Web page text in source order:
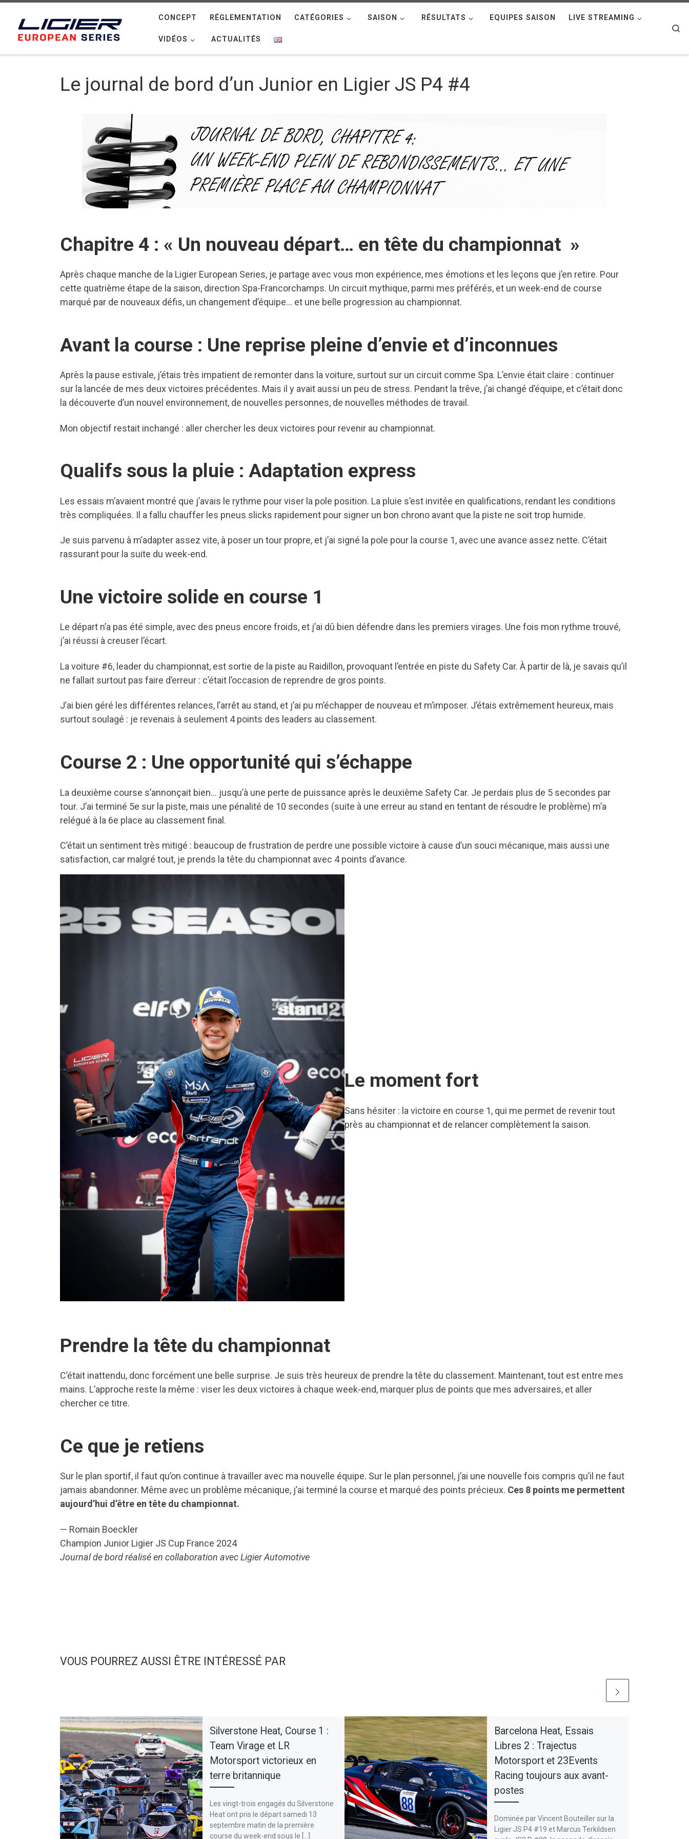
CONCEPT RÉGLEMENTATION CATÉGORIES SAISON RÉSULTATS EQUIPES SAISON LIVE STREAMING
VIDÉOS ACTUALITÉS
Le journal de bord d’un Junior en Ligier JS P4 #4
Chapitre 4 : « Un nouveau départ… en tête du championnat »
Après chaque manche de la Ligier European Series, je partage avec vous mon expérience, mes émotions et les leçons que j’en retire. Pour
cette quatrième étape de la saison, direction Spa-Francorchamps. Un circuit mythique, parmi mes préférés, et un week-end de course
marqué par de nouveaux défis, un changement d’équipe… et une belle progression au championnat.
Avant la course : Une reprise pleine d’envie et d’inconnues
Après la pause estivale, j’étais très impatient de remonter dans la voiture, surtout sur un circuit comme Spa. L’envie était claire : continuer
sur la lancée de mes deux victoires précédentes. Mais il y avait aussi un peu de stress. Pendant la trêve, j’ai changé d’équipe, et c’était donc
la découverte d’un nouvel environnement, de nouvelles personnes, de nouvelles méthodes de travail.
Mon objectif restait inchangé : aller chercher les deux victoires pour revenir au championnat.
Qualifs sous la pluie : Adaptation express
Les essais m’avaient montré que j’avais le rythme pour viser la pole position. La pluie s’est invitée en qualifications, rendant les conditions
très compliquées. Il a fallu chauffer les pneus slicks rapidement pour signer un bon chrono avant que la piste ne soit trop humide.
Je suis parvenu à m’adapter assez vite, à poser un tour propre, et j’ai signé la pole pour la course 1, avec une avance assez nette. C’était
rassurant pour la suite du week-end.
Une victoire solide en course 1
Le départ n’a pas été simple, avec des pneus encore froids, et j’ai dû bien défendre dans les premiers virages. Une fois mon rythme trouvé,
j’ai réussi à creuser l’écart.
La voiture #6, leader du championnat, est sortie de la piste au Raidillon, provoquant l’entrée en piste du Safety Car. À partir de là, je savais qu’il
ne fallait surtout pas faire d’erreur : c’était l’occasion de reprendre de gros points.
J’ai bien géré les différentes relances, l’arrêt au stand, et j’ai pu m’échapper de nouveau et m’imposer. J’étais extrêmement heureux, mais
surtout soulagé : je revenais à seulement 4 points des leaders au classement.
Course 2 : Une opportunité qui s’échappe
La deuxième course s’annonçait bien… jusqu’à une perte de puissance après le deuxième Safety Car. Je perdais plus de 5 secondes par
tour. J’ai terminé 5e sur la piste, mais une pénalité de 10 secondes (suite à une erreur au stand en tentant de résoudre le problème) m’a
relégué à la 6e place au classement final.
C’était un sentiment très mitigé : beaucoup de frustration de perdre une possible victoire à cause d’un souci mécanique, mais aussi une
satisfaction, car malgré tout, je prends la tête du championnat avec 4 points d’avance.
Le moment fort
Sans hésiter : la victoire en course 1, qui me permet de revenir tout
près au championnat et de relancer complètement la saison.
Prendre la tête du championnat
C’était inattendu, donc forcément une belle surprise. Je suis très heureux de prendre la tête du classement. Maintenant, tout est entre mes
mains. L’approche reste la même : viser les deux victoires à chaque week-end, marquer plus de points que mes adversaires, et aller
chercher ce titre.
Ce que je retiens
Sur le plan sportif, il faut qu’on continue à travailler avec ma nouvelle équipe. Sur le plan personnel, j’ai une nouvelle fois compris qu’il ne faut
jamais abandonner. Même avec un problème mécanique, j’ai terminé la course et marqué des points précieux. Ces 8 points me permettent
aujourd’hui d’être en tête du championnat.
— Romain Boeckler
Champion Junior Ligier JS Cup France 2024
Journal de bord réalisé en collaboration avec Ligier Automotive
VOUS POURREZ AUSSI ÊTRE INTÉRESSÉ PAR
Silverstone Heat, Course 1 :
Team Virage et LR
Motorsport victorieux en
terre britannique
Les vingt-trois engagés du Silverstone
Heat ont pris le départ samedi 13
septembre matin de la première
course du week-end sous le […]
Barcelona Heat, Essais
Libres 2 : Trajectus
Motorsport et 23Events
Racing toujours aux avant-
postes
Dominée par Vincent Bouteiller sur la
Ligier JS P4 #19 et Marcus Terkildsen